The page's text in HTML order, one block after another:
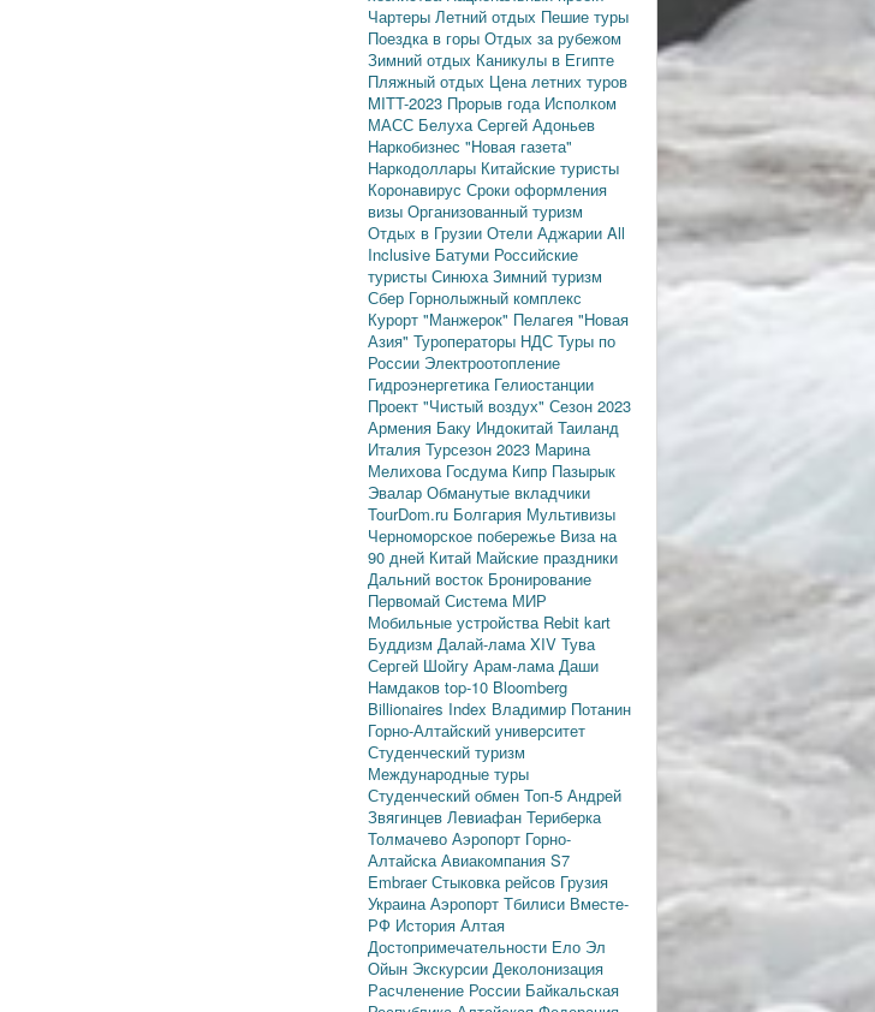
Чартеры Летний отдых Пешие туры
Поездка в горы Отдых за рубежом
Зимний отдых Каникулы в Египте
Пляжный отдых Цена летних туров
MITT-2023 Прорыв года Исполком
МАСС БелухаСергей Адоньев
Наркобизнес "Новая газета"
Наркодоллары Китайские туристы
Коронавирус Сроки оформления
визы Организованный туризм
Отдых в Грузии Отели Аджарии All
Inclusive Батуми Российские
туристы СинюхаЗимний туризм
Сбер Горнолыжный комплекс
Курорт "Манжерок" Пелагея "Новая
Азия" Туроператоры НДС Туры по
России Электроотопление
Гидроэнергетика Гелиостанции
Проект "Чистый воздух" Сезон 2023
Армения Баку Индокитай Таиланд
Италия Турсезон 2023 Марина
Мелихова Госдума Кипр Пазырык
Эвалар Обманутые вкладчики
TourDom.ru Болгария Мультивизы
Черноморское побережье Виза на
90 дней Китай Майские праздники
Дальний восток Бронирование
Первомай Система МИР
Мобильные устройства Rebit kart
Буддизм Далай-лама XIV Тува
Сергей Шойгу Арам-ламаДаши
Намдаков top-10 Bloomberg
Billionaires Index Владимир Потанин
Горно-Алтайский университет
Студенческий туризм
Международные туры
Студенческий обмен Топ-5 Андрей
Звягинцев Левиафан Териберка
Толмачево Аэропорт Горно-
АлтайскаАвиакомпания S7
EmbraerСтыковка рейсов Грузия
УкраинаАэропорт Тбилиси Вместе-
РФ История Алтая
Достопримечательности Ело Эл
Ойын Экскурсии Деколонизация
Расчленение России Байкальская